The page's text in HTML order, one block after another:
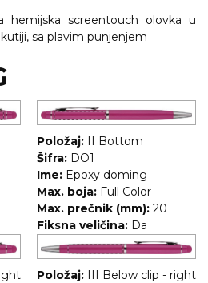
hemijska screentouch olovka u
sa plavim punjenjem
Položaj: II Bottom
Šifra: DO1
Ime: Epoxy doming
Max. boja: Full Color
Max. prečnik (mm): 20
Fiksna veličina: Da
Položaj: III Below clip - right